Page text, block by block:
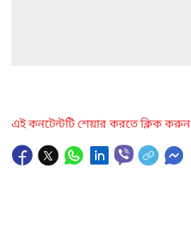
এই কনটেন্টটি শেয়ার করতে ক্লিক করুন